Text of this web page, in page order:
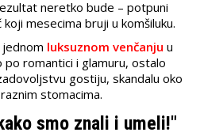
neretko bude – potpuni
mesecima bruji u komšiluku.
luksuznom venčanju u
romantici i glamuru, ostalo
gostiju, skandalu oko
stomacima.
smo znali i umeli!"